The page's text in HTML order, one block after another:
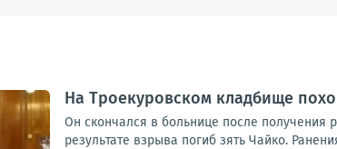
На Троекуровском кладбище
Он скончался в больнице после получения
результате взрыва погиб зять Чайко.